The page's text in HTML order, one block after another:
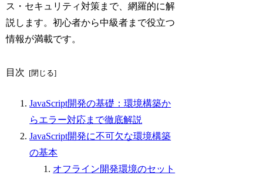
ス・セキュリティ対策まで、網羅的に解
説します。初心者から中級者まで役立つ
情報が満載です。
目次
JavaScript開発の基礎：環境構築か
らエラー対応まで徹底解説
JavaScript開発に不可欠な環境構築
の基本
オフライン開発環境のセット